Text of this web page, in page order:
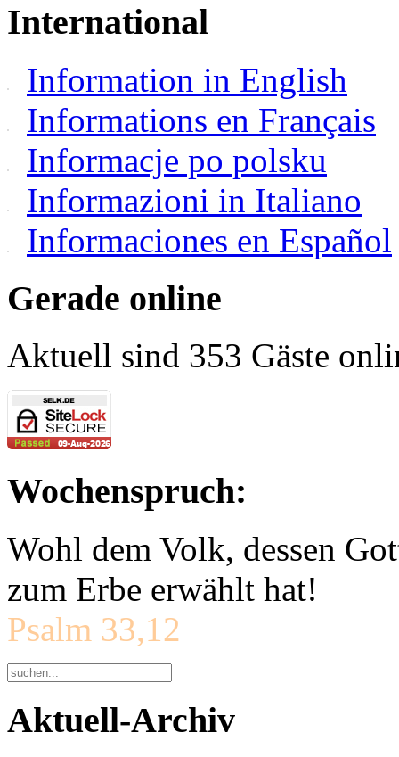
International
Information in English
Informations en Français
Informacje po polsku
Informazioni in Italiano
Informaciones en Español
Gerade online
Aktuell sind 353 Gäste
Wochenspruch:
Wohl dem Volk, dessen
zum Erbe erwählt hat!
Psalm 33,12
Aktuell-Archiv